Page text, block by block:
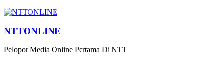
NTTONLINE
Pelopor Media Online Pertama Di NTT